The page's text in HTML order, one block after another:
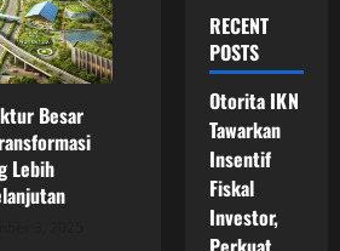
Besar
Lebih
RECENT
POSTS
Otorita IKN
Tawarkan
Insentif
Fiskal
Investor,